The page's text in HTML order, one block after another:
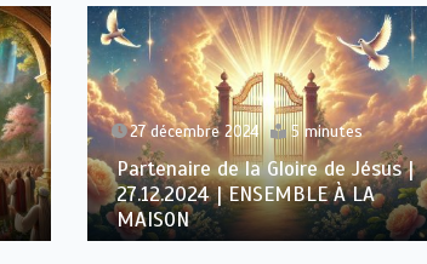
27 décembre 2024 5 minutes
Partenaire de la Gloire de Jésus |
27.12.2024 | ENSEMBLE À LA
MAISON